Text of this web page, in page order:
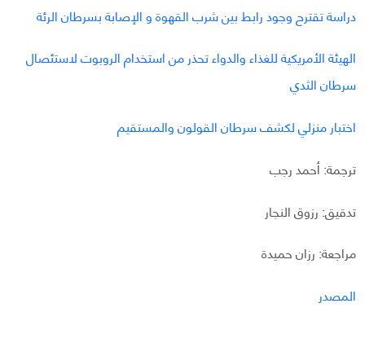
دراسة تقترح وجود رابط بين شرب القهوة و الإصابة بسرطان الرئة
الهيئة الأمريكية للغذاء والدواء تحذر من استخدام الروبوت لاستئصال
سرطان الثدي
اختبار منزلي لكشف سرطان القولون والمستقيم
ترجمة: أحمد رجب
تدقيق: رزوق النجار
مراجعة: رزان حميدة
المصدر